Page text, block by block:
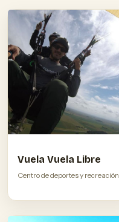
Vuela Vuela Libre
Centro de deportes y recreación